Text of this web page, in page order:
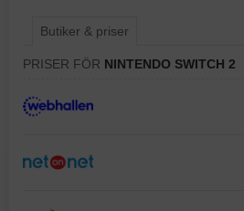
Butiker & priser
PRISER FÖR NINTENDO SWITCH 2